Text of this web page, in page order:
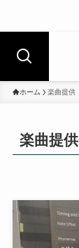
ホーム 楽曲提供
楽曲提供